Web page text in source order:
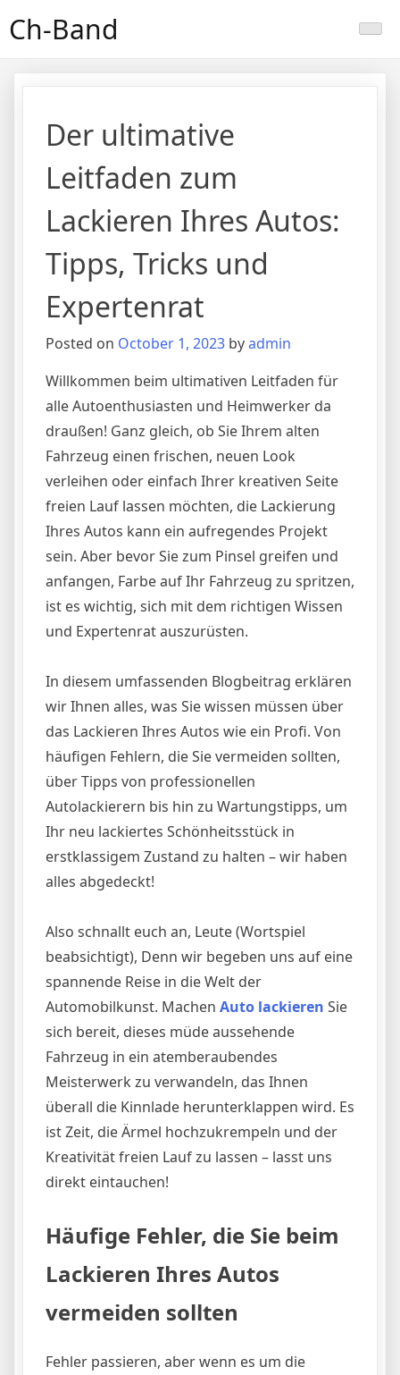
toCh-Band
Der ultimative
Leitfaden zum
Lackieren Ihres Autos:
Tipps, Tricks und
Expertenrat
Posted on October 1, 2023 byadmin
Willkommen beim ultimativen Leitfaden für
alle Autoenthusiasten und Heimwerker da
draußen! Ganz gleich, ob Sie Ihrem alten
Fahrzeug einen frischen, neuen Look
verleihen oder einfach Ihrer kreativen Seite
freien Lauf lassen möchten, die Lackierung
Ihres Autos kann ein aufregendes Projekt
sein. Aber bevor Sie zum Pinsel greifen und
anfangen, Farbe auf Ihr Fahrzeug zu spritzen,
ist es wichtig, sich mit dem richtigen Wissen
und Expertenrat auszurüsten.
In diesem umfassenden Blogbeitrag erklären
wir Ihnen alles, was Sie wissen müssen über
das Lackieren Ihres Autos wie ein Profi. Von
häufigen Fehlern, die Sie vermeiden sollten,
über Tipps von professionellen
Autolackierern bis hin zu Wartungstipps, um
Ihr neu lackiertes Schönheitsstück in
erstklassigem Zustand zu halten – wir haben
alles abgedeckt!
Also schnallt euch an, Leute (Wortspiel
beabsichtigt), Denn wir begeben uns auf eine
spannende Reise in die Welt der
Automobilkunst. Machen Auto lackieren Sie
sich bereit, dieses müde aussehende
Fahrzeug in ein atemberaubendes
Meisterwerk zu verwandeln, das Ihnen
überall die Kinnlade herunterklappen wird. Es
ist Zeit, die Ärmel hochzukrempeln und der
Kreativität freien Lauf zu lassen – lasst uns
direkt eintauchen!
Häufige Fehler, die Sie beim
Lackieren Ihres Autos
vermeiden sollten
Fehler passieren, aber wenn es um die